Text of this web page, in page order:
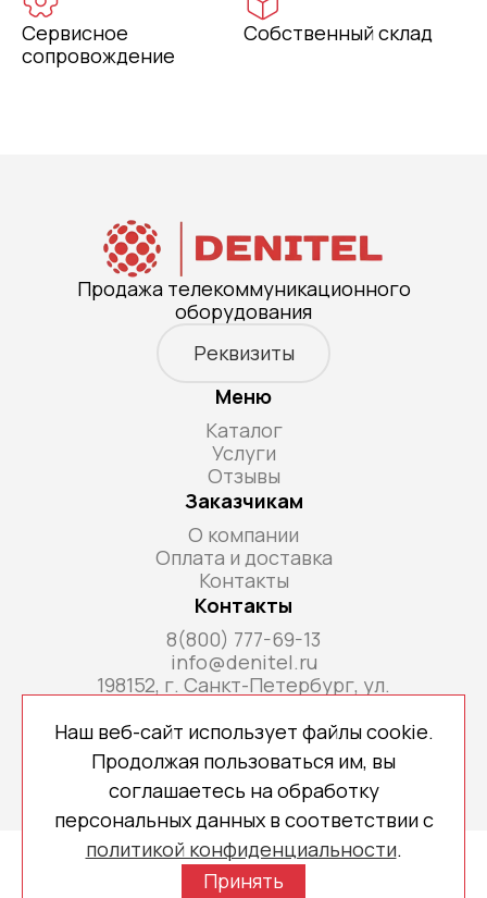
Сервисное
сопровождение
Собственный склад
Продажа телекоммуникационного
оборудования
Реквизиты
Меню
Каталог
Услуги
Отзывы
Заказчикам
О компании
Оплата и доставка
Контакты
Контакты
8(800) 777-69-13
info@denitel.ru
198152, г. Санкт-Петербург, ул.
Н, ком. офис 213А
Copyright © 2026 denitel.ru
Политика конфиденциальности
Наш веб-сайт использует файлы cookie.
Продолжая пользоваться им, вы
соглашаетесь на обработку
персональных данных в соответствии с
политикой конфиденциальности.
Принять